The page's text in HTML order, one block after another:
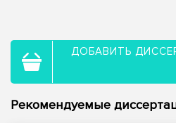
ДОБАВИТЬ
Рекомендуемые